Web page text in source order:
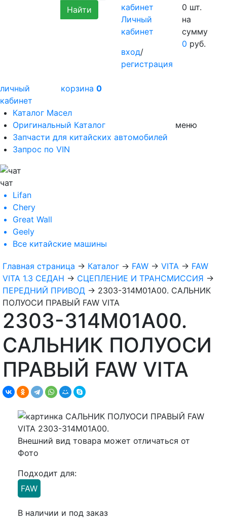
Личный
кабинет
вход/
регистрация
0 шт.
на
сумму
0 руб.
личный
кабинет
корзина 0
Каталог Масел
Оригинальный Каталог
Запчасти для китайских автомобилей
Запрос по VIN
меню
чат
Lifan
Chery
Great Wall
Geely
Все китайские машины
Главная страница → Каталог → FAW → VITA → FAW
VITA 1.3 СЕДАН → СЦЕПЛЕНИЕ И ТРАНСМИССИЯ →
ПЕРЕДНИЙ ПРИВОД → 2303-314M01A00. САЛЬНИК
ПОЛУОСИ ПРАВЫЙ FAW VITA
2303-314M01A00.
САЛЬНИК ПОЛУОСИ
ПРАВЫЙ FAW VITA
Внешний вид товара может отличаться от
Фото
Подходит для:
FAW
В наличии и под заказ